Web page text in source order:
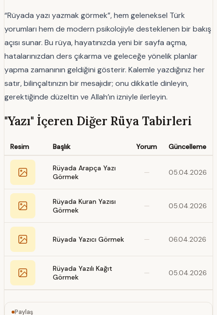
“Rüyada yazı yazmak görmek”, hem geleneksel Türk
yorumları hem de modern psikolojiyle desteklenen bir bakış
açısı sunar. Bu rüya, hayatınızda yeni bir sayfa açma,
hatalarınızdan ders çıkarma ve geleceğe yönelik planlar
yapma zamanının geldiğini gösterir. Kalemle yazdığınız her
satır, bilinçaltınızın bir mesajıdır; onu dikkatle dinleyin,
gerektiğinde düzeltin ve Allah’ın izniyle ilerleyin.
"Yazı" İçeren Diğer Rüya Tabirleri
Resim Başlık Yorum Güncelleme
Rüyada Arapça Yazı
Görmek
— 05.04.2026
Rüyada Kuran Yazısı
Görmek
— 05.04.2026
Rüyada Yazıcı Görmek — 06.04.2026
Rüyada Yazılı Kağıt
Görmek
— 05.04.2026
Paylaş